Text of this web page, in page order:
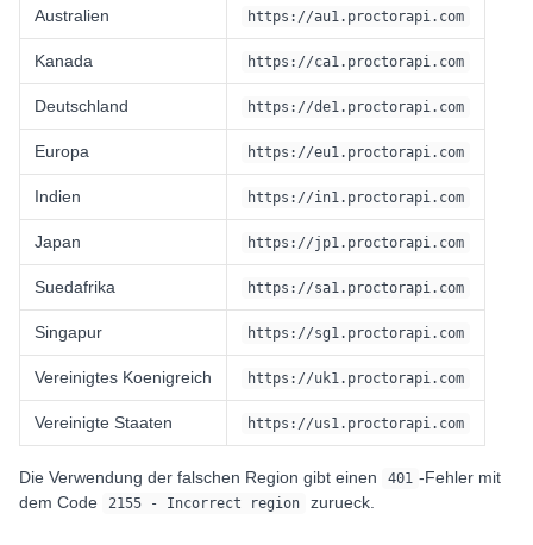
Australien https://au1.proctorapi.com
Kanada https://ca1.proctorapi.com
Deutschland https://de1.proctorapi.com
Europa https://eu1.proctorapi.com
Indien https://in1.proctorapi.com
Japan https://jp1.proctorapi.com
Suedafrika https://sa1.proctorapi.com
Singapur https://sg1.proctorapi.com
Vereinigtes Koenigreich https://uk1.proctorapi.com
Vereinigte Staaten https://us1.proctorapi.com
Die Verwendung der falschen Region gibt einen 401 -Fehler mit
dem Code
2155 - Incorrect region zurueck.